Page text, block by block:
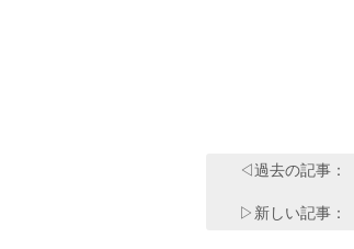
◁過去の記事：
▷新しい記事：